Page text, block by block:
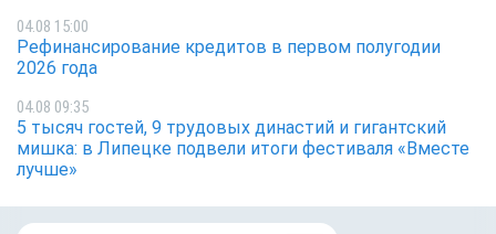
04.08 15:00
Рефинансирование кредитов в первом полугодии
2026 года
04.08 09:35
5 тысяч гостей, 9 трудовых династий и гигантский
мишка: в Липецке подвели итоги фестиваля «Вместе
лучше»